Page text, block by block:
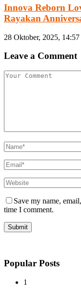
Innova Reborn
Rayakan
28 Oktober, 2025, 14:57
Leave a Comment
Save my name,
time I comment.
Popular Posts
1